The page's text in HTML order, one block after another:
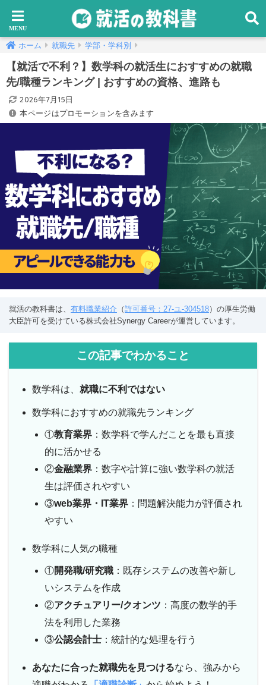
ホーム 就職先 学部・学科別
【就活で不利？】数学科の就活生におすすめの就職
先/職種ランキング | おすすめの資格、進路も
2026年7月15日
本ページはプロモーションを含みます
就活の教科書は、 有料職業紹介 （許可番号：27-ユ-304518）の厚生労働
大臣許可を受けている株式会社Synergy Careerが運営しています。
この記事でわかること
数学科は、 就職に不利ではない
数学科におすすめの就職先ランキング
①教育業界：数学科で学んだことを最も直接
的に活かせる
②金融業界：数字や計算に強い数学科の就活
生は評価されやすい
③web業界・IT業界：問題解決能力が評価され
やすい
数学科に人気の職種
①開発職/研究職：既存システムの改善や新し
いシステムを作成
②アクチュアリー/クオンツ ：高度の数学的手
法を利用した業務
③公認会計士：統計的な処理を行う
あなたに合った就職先を見つけるなら、強みから